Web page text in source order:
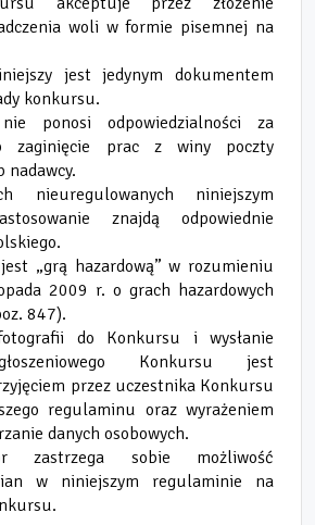
woli w formie pisemnej na
jest jedynym dokumentem
konkursu.
ponosi odpowiedzialności za
zaginięcie prac z winy poczty
nieuregulowanych niniejszym
znajdą odpowiednie
„grą hazardową” w rozumieniu
2009 r. o grach hazardowych
847).
do Konkursu i wysłanie
Konkursu jest
przez uczestnika Konkursu
regulaminu oraz wyrażeniem
danych osobowych.
zastrzega sobie możliwość
w niniejszym regulaminie na